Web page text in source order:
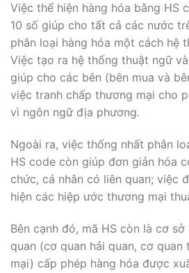
Việc thể hiện hàng hóa bằng HS
10 số giúp cho tất cả các nước
phân loại hàng hóa một cách hệ
Việc tạo ra hệ thống thuật ngữ
giúp cho các bên (bên mua và
việc tranh chấp thương mại cho
vì ngôn ngữ địa phương.
Ngoài ra, việc thống nhất phân
HS code còn giúp đơn giản hóa
chức, cá nhân có liên quan; việc
hiện các hiệp ước thương mại
Bên cạnh đó, mã HS còn là cơ
quan (cơ quan hải quan, cơ quan
mại) cấp phép hàng hóa được